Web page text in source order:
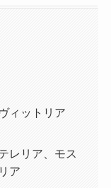
ィットリア
レリア、モス
ア